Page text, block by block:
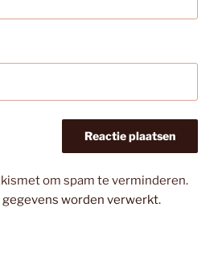
om spam te verminderen.
gegevens worden verwerkt.